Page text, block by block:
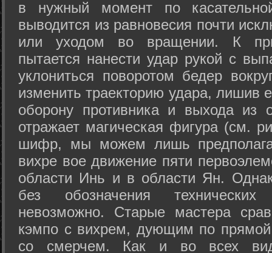
в нужный момент по
выводится из равновесия почти
или уходом во вращении. К
пытается нанести удар рукой с
уклониться поворотом бедер
изменить траекторию удара, лишив
оборону противника и выхода из
отражает магическая фигура (см.
шифр, мы можем лишь
вихре вое движение пяти
области Инь и в области Ян.
без обозначения
невозможно. Старые мастера
кэмпо с вихрем, дующим по
со смерчем. Как и во всех